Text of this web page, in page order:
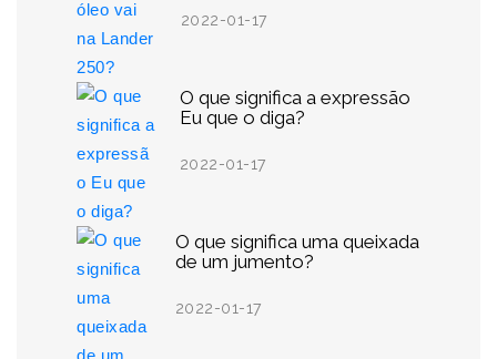
2022-01-17
O que significa a expressão
Eu que o diga?
2022-01-17
O que significa uma queixada
de um jumento?
2022-01-17